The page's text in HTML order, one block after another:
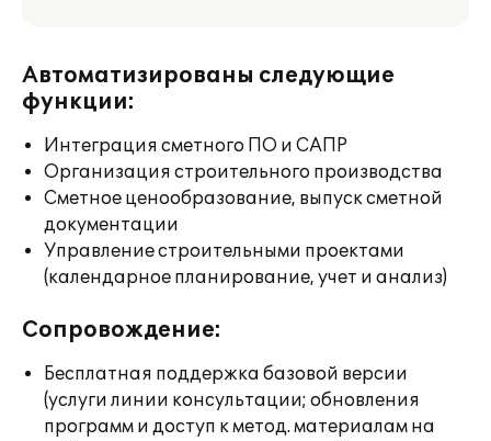
Автоматизированы следующие
функции:
Интеграция сметного ПО и САПР
Организация строительного производства
Сметное ценообразование, выпуск сметной
документации
Управление строительными проектами
(календарное планирование, учет и анализ)
Сопровождение:
Бесплатная поддержка базовой версии
(услуги линии консультации; обновления
программ и доступ к метод. материалам на